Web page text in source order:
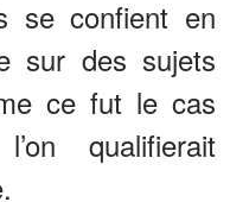
se confient en
sur des sujets
ce fut le cas
qualifierait